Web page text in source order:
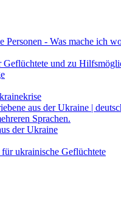
Personen - Was mache ich
und zu
aus der Ukraine |
Sprachen.
der Ukraine
ukrainische Geflüchtete